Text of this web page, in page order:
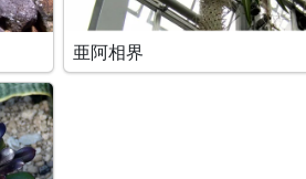
亜阿相界